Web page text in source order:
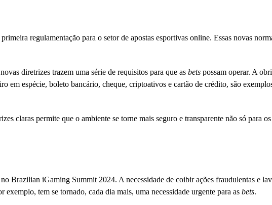
regulamentação para o setor de apostas esportivas online. Essas novas
diretrizes trazem uma série de requisitos para que asbets possam operar. A
em espécie, boleto bancário, cheque, criptoativos e cartão de crédito, são
claras permite que o ambiente se torne mais seguro e transparente não só para
Brazilian iGaming Summit 2024. A necessidade de coibir ações fraudulentas e
exemplo, tem se tornado, cada dia mais, uma necessidade urgente para asbets.